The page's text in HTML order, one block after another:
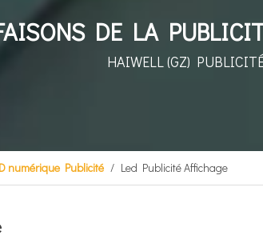
DE LA
HAIWELL (GZ)
numérique Publicité / Led Publicité Affichage